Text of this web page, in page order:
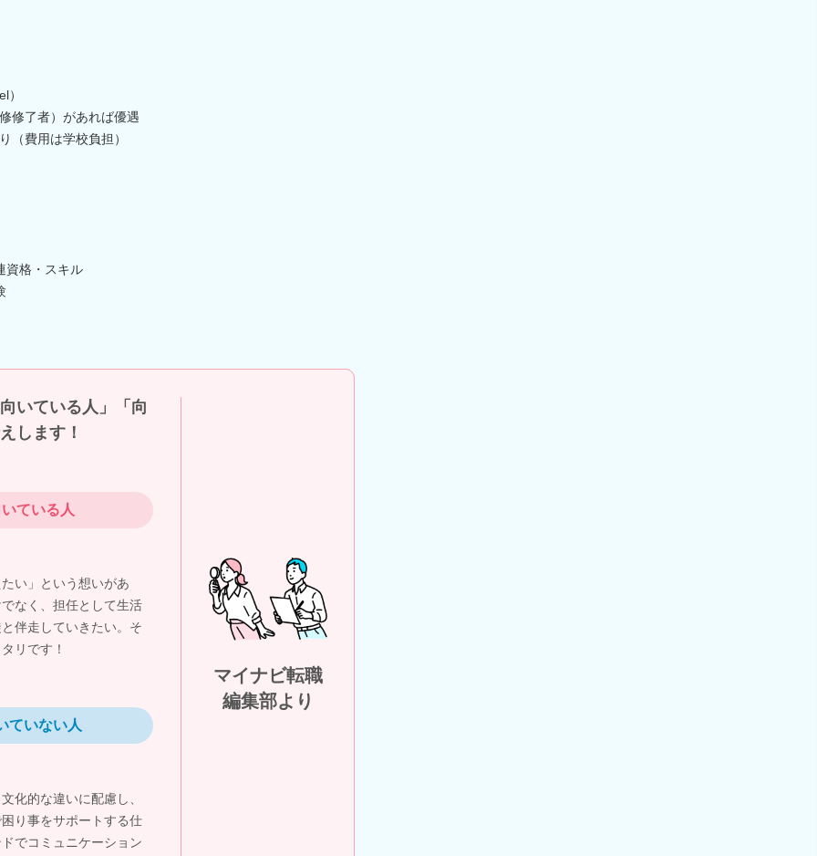
修了者）があれば優遇
（費用は学校負担）
資格・スキル
いている人」「向
します！
ている人
い」という想いがあ
なく、担任として生活
伴走していきたい。そ
リです！
ていない人
化的な違いに配慮し、
り事をサポートする仕
でコミュニケーション
マイナビ転職
編集部より